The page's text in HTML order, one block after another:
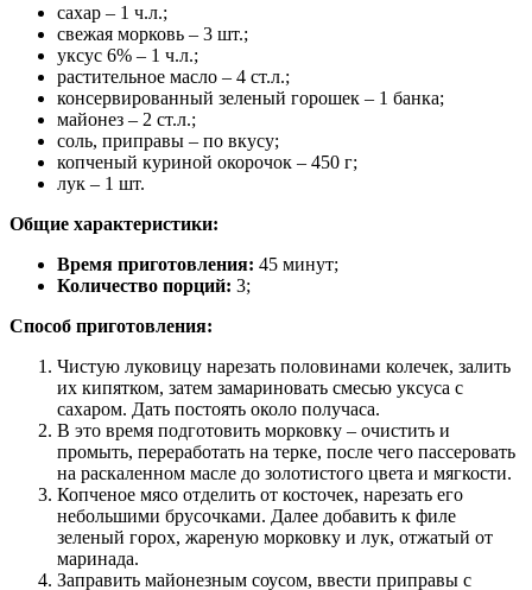
сахар – 1 ч.л.;
свежая морковь – 3 шт.;
уксус 6% – 1 ч.л.;
растительное масло – 4 ст.л.;
консервированный зеленый горошек – 1 банка;
майонез – 2 ст.л.;
соль, приправы – по вкусу;
копченый куриной окорочок – 450 г;
лук – 1 шт.
Общие характеристики:
Время приготовления: 45 минут;
Количество порций: 3;
Способ приготовления:
Чистую луковицу нарезать половинами колечек, залить
их кипятком, затем замариновать смесью уксуса с
сахаром. Дать постоять около получаса.
В это время подготовить морковку – очистить и
промыть, переработать на терке, после чего пассеровать
на раскаленном масле до золотистого цвета и мягкости.
Копченое мясо отделить от косточек, нарезать его
небольшими брусочками. Далее добавить к филе
зеленый горох, жареную морковку и лук, отжатый от
маринада.
Заправить майонезным соусом, ввести приправы с